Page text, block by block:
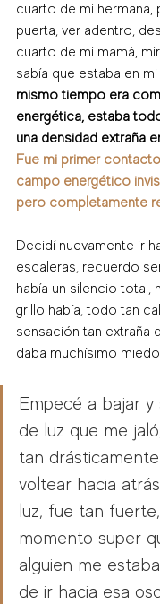
cuarto de mi hermana,
puerta, ver adentro,
cuarto de mi mamá,
sabía que estaba en
mismo tiempo era
energética, estaba
una densidad extraña
Fue mi primer
campo energético
pero completamente
Decidí nuevamente ir
escaleras, recuerdo
había un silencio total,
grillo había, todo tan
sensación tan extraña
daba muchísimo
Empecé a bajar
de luz que me
tan
voltear hacia
luz, fue tan
momento super
alguien me
de ir hacia esa